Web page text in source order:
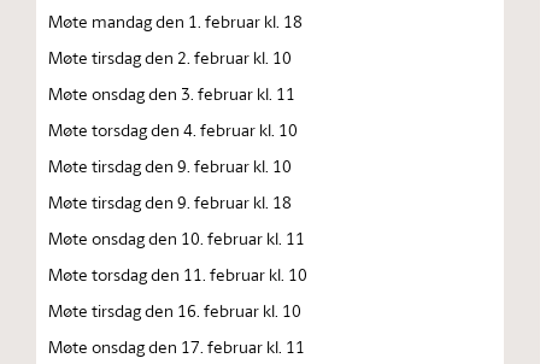
Møte mandag den 1. februar kl. 18
Møte tirsdag den 2. februar kl. 10
Møte onsdag den 3. februar kl. 11
Møte torsdag den 4. februar kl. 10
Møte tirsdag den 9. februar kl. 10
Møte tirsdag den 9. februar kl. 18
Møte onsdag den 10. februar kl. 11
Møte torsdag den 11. februar kl. 10
Møte tirsdag den 16. februar kl. 10
Møte onsdag den 17. februar kl. 11